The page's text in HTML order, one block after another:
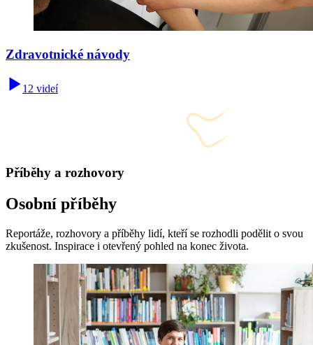
Zdravotnické návody
12 videí
Příběhy a rozhovory
Osobní příběhy
Reportáže, rozhovory a příběhy lidí, kteří se rozhodli podělit o svou
zkušenost. Inspirace i otevřený pohled na konec života.